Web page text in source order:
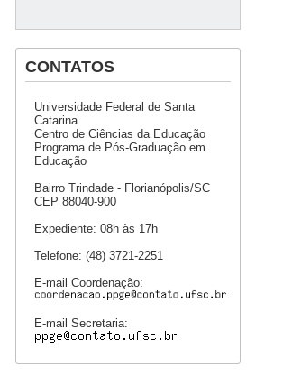
CONTATOS
Universidade Federal de Santa
Catarina
Centro de Ciências da Educação
Programa de Pós-Graduação em
Educação
Bairro Trindade - Florianópolis/SC
CEP 88040-900
Expediente: 08h às 17h
Telefone: (48) 3721-2251
E-mail Coordenação:
E-mail Secretaria: